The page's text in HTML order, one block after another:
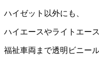
ハイゼット以外にも、
ハイエースやライトエー
福祉車両まで透明ビニー